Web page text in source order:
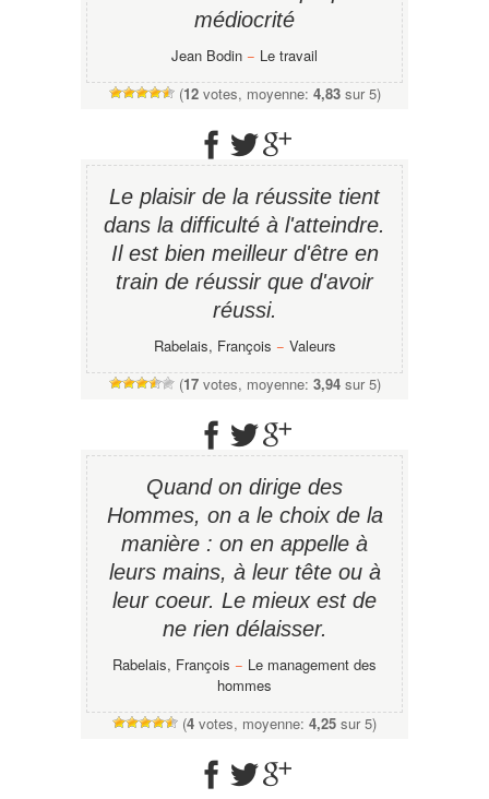
médiocrité
Jean Bodin − Le travail
(12votes, moyenne: 4,83sur 5)
Le plaisir de la réussite tient
dans la difficulté à l'atteindre.
Il est bien meilleur d'être en
train de réussir que d'avoir
réussi.
Rabelais, François − Valeurs
(17votes, moyenne: 3,94sur 5)
Quand on dirige des
Hommes, on a le choix de la
manière : on en appelle à
leurs mains, à leur tête ou à
leur coeur. Le mieux est de
ne rien délaisser.
Rabelais, François − Le management des
hommes
(4 votes, moyenne: 4,25 sur 5)